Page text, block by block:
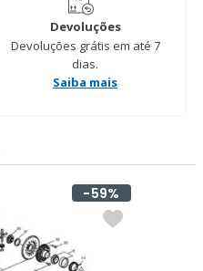
Devoluções
Devoluções grátis em até 7
dias.
Saiba mais
59%